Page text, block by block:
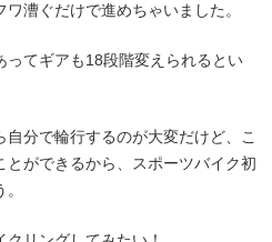
漕ぐだけで進めちゃいました。
ってギアも18段階変えられるとい
分で輪行するのが大変だけど、こ
ができるから、スポーツバイク初